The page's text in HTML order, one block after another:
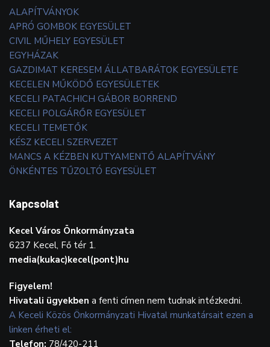
ALAPÍTVÁNYOK
APRÓ GOMBOK EGYESÜLET
CIVIL MŰHELY EGYESÜLET
EGYHÁZAK
GAZDIMAT KERESEM ÁLLATBARÁTOK EGYESÜLETE
KECELEN MŰKÖDŐ EGYESÜLETEK
KECELI PATACHICH GÁBOR BORREND
KECELI POLGÁRŐR EGYESÜLET
KECELI TEMETŐK
KÉSZ KECELI SZERVEZET
MANCS A KÉZBEN KUTYAMENTŐ ALAPÍTVÁNY
ÖNKÉNTES TŰZOLTÓ EGYESÜLET
Kapcsolat
Kecel Város Önkormányzata
6237 Kecel, Fő tér 1.
media(kukac)kecel(pont)hu
Figyelem!
Hivatali ügyekben a fenti címen nem tudnak intézkedni.
A Keceli Közös Önkormányzati Hivatal munkatársait ezen a
linken érheti el:
Telefon: 78/420-211